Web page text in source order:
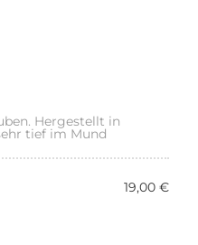
Hergestellt in
tief im Mund
19,00 €